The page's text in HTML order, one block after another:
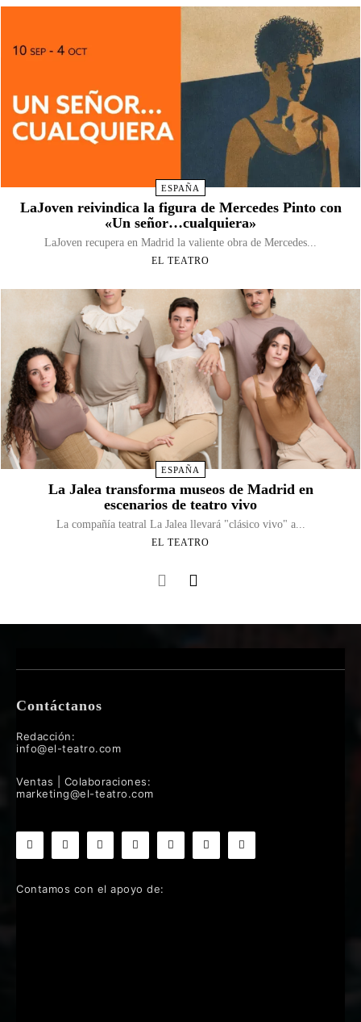
ESPAÑA
LaJoven reivindica la figura de Mercedes Pinto con
«Un señor…cualquiera»
LaJoven recupera en Madrid la valiente obra de Mercedes...
EL TEATRO
ESPAÑA
La Jalea transforma museos de Madrid en
escenarios de teatro vivo
La compañía teatral La Jalea llevará "clásico vivo" a...
EL TEATRO
Contáctanos
Redacción:
info@el-teatro.com
Ventas | Colaboraciones:
marketing@el-teatro.com
Contamos con el apoyo de: